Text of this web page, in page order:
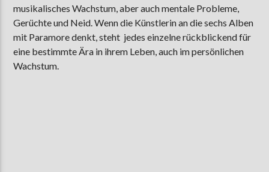
musikalisches Wachstum, aber auch mentale Probleme,
Gerüchte und Neid. Wenn die Künstlerin an die sechs Alben
mit Paramore denkt, steht jedes einzelne rückblickend für
eine bestimmte Ära in ihrem Leben, auch im persönlichen
Wachstum.